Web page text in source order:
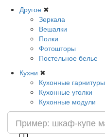
Другое ✖
Зеркала
Вешалки
Полки
Фотошторы
Постельное белье
Кухни ✖
Кухонные гарнитуры
Кухонные уголки
Кухонные модули